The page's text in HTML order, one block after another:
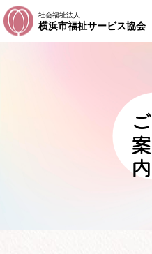
社会福祉法人
横浜市福祉サービス協会
ご案内